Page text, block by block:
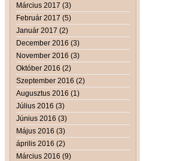
Március 2017 (3)
Február 2017 (5)
Január 2017 (2)
December 2016 (3)
November 2016 (3)
Október 2016 (2)
Szeptember 2016 (2)
Augusztus 2016 (1)
Július 2016 (3)
Június 2016 (3)
Május 2016 (3)
április 2016 (2)
Március 2016 (9)